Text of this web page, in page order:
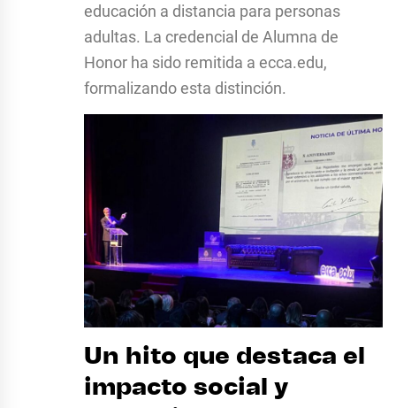
educación a distancia para personas
adultas. La credencial de Alumna de
Honor ha sido remitida a ecca.edu,
formalizando esta distinción.
Un hito que destaca el
impacto social y